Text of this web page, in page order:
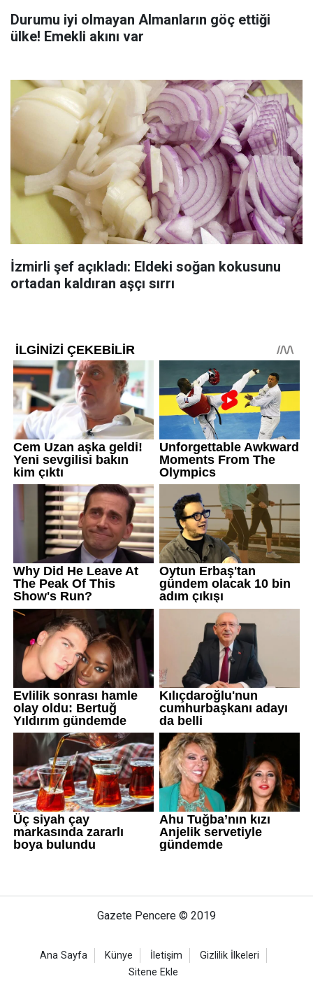
Durumu iyi olmayan Almanların göç ettiği
ülke! Emekli akını var
İzmirli şef açıkladı: Eldeki soğan kokusunu
ortadan kaldıran aşçı sırrı
Gazete Pencere © 2019
Ana Sayfa Künye İletişim
Gizlilik İlkeleri
Sitene Ekle